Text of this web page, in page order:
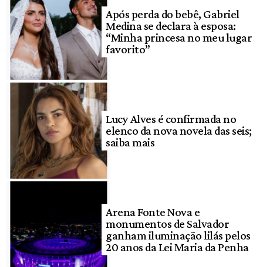
Após perda do bebê, Gabriel
Medina se declara à esposa:
“Minha princesa no meu lugar
favorito”
Lucy Alves é confirmada no
elenco da nova novela das seis;
saiba mais
Arena Fonte Nova e
monumentos de Salvador
ganham iluminação lilás pelos
20 anos da Lei Maria da Penha